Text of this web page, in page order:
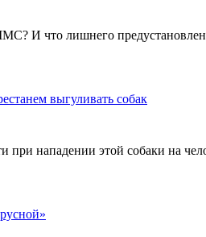
И что лишнего
выгуливать собак
при нападении этой собаки на